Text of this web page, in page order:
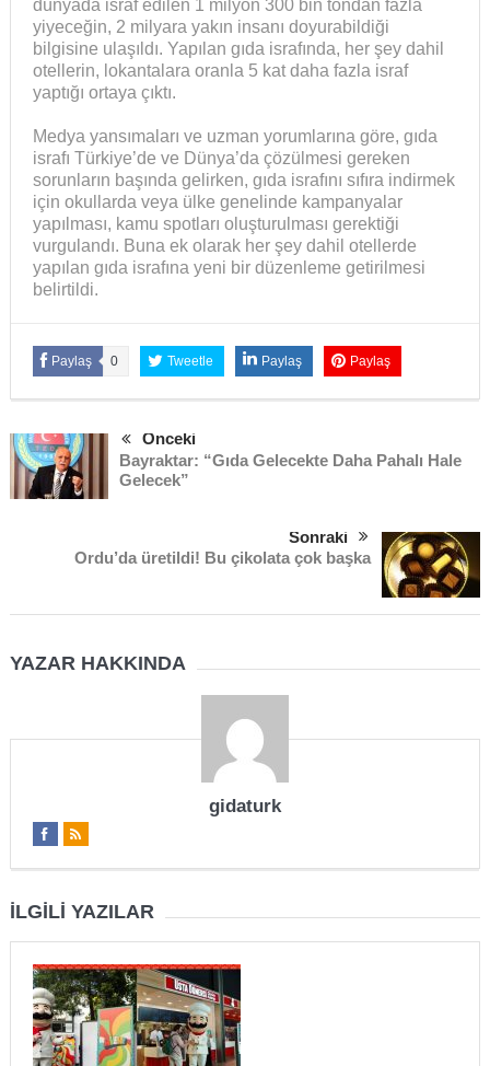
dünyada israf edilen 1 milyon 300 bin tondan fazla
yiyeceğin, 2 milyara yakın insanı doyurabildiği
bilgisine ulaşıldı. Yapılan gıda israfında, her şey dahil
otellerin, lokantalara oranla 5 kat daha fazla israf
yaptığı ortaya çıktı.
Medya yansımaları ve uzman yorumlarına göre, gıda
israfı Türkiye’de ve Dünya’da çözülmesi gereken
sorunların başında gelirken, gıda israfını sıfıra indirmek
için okullarda veya ülke genelinde kampanyalar
yapılması, kamu spotları oluşturulması gerektiği
vurgulandı. Buna ek olarak her şey dahil otellerde
yapılan gıda israfına yeni bir düzenleme getirilmesi
belirtildi.
Paylaş 0 Tweetle Paylaş Paylaş
Önceki
Bayraktar: “Gıda Gelecekte Daha Pahalı Hale
Gelecek”
Sonraki
Ordu’da üretildi! Bu çikolata çok başka
YAZAR HAKKINDA
gidaturk
İLGILI YAZILAR